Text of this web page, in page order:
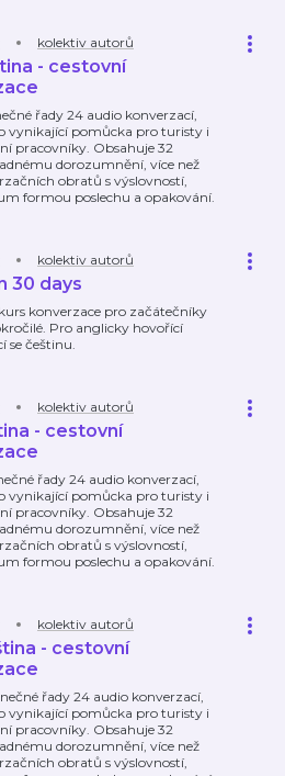
kolektiv autorů
- cestovní
řady 24 audio konverzací,
vynikající pomůcka pro turisty i
pracovníky. Obsahuje 32
dorozumnění, více než
obratů s výslovností,
formou poslechu a opakování.
kolektiv autorů
30 days
konverzace pro začátečníky
Pro anglicky hovořící
se češtinu.
kolektiv autorů
- cestovní
řady 24 audio konverzací,
vynikající pomůcka pro turisty i
pracovníky. Obsahuje 32
dorozumnění, více než
obratů s výslovností,
formou poslechu a opakování.
kolektiv autorů
- cestovní
řady 24 audio konverzací,
vynikající pomůcka pro turisty i
pracovníky. Obsahuje 32
dorozumnění, více než
obratů s výslovností,